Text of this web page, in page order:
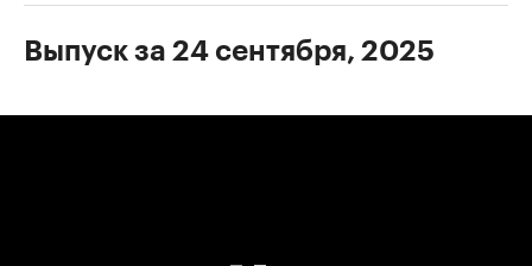
Выпуск за 24 сентября, 2025